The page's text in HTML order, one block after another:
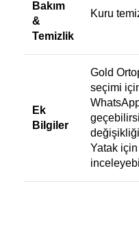
Bakım
&
Temizlik
Kuru
Ek
Bilgiler
Gold
seçimi
Yatak için